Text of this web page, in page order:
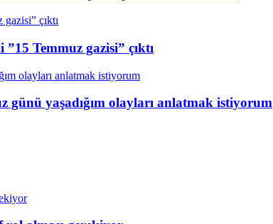
Temmuz gazisi” çıktı
günü yaşadığım olayları anlatmak istiyorum